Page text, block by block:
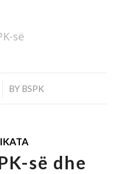
së
BY BSPK
së dhe